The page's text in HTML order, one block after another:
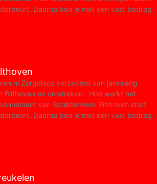
Daarna ben je met een vast bedrag
Zorgeloos verzekerd van jarenlang
Bilthoven en omstreken Hoe werkt het
van Schilderwerk Bilthoven start
Daarna ben je met een vast bedrag